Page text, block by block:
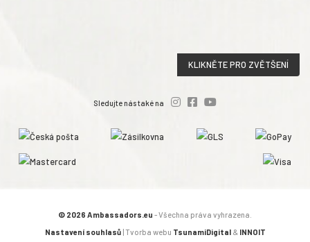
KLIKNĚTE PRO ZVĚTŠENÍ
Sledujte nás také na
© 2026 Ambassadors.eu - Všechna práva vyhrazena.
Nastavení souhlasů| Tvorba webu TsunamiDigital& INNOIT